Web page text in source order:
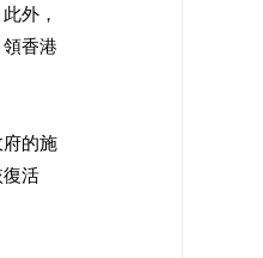
外，
香港
的施
活